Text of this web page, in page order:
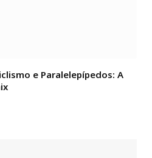
e Paralelepípedos: A